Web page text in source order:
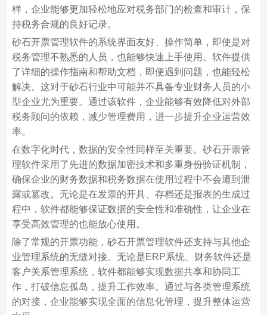
样，企业能够更加轻松地应对税务部门的检查和审计，保
持税务合规的良好记录。
砂石开票管理软件的系统界面友好、操作简单，即使是对
税务管理不熟悉的人员，也能够快速上手使用。软件提供
了详细的操作指南和帮助文档，即便遇到问题，也能轻松
解决。这对于砂石行业中可能并不具备专业财务人员的小
型企业尤为重要。通过该软件，企业能够有效降低对外部
税务顾问的依赖，减少管理费用，进一步提升企业运营效
率。
在数字化时代，数据的安全性同样至关重要。砂石开票管
理软件采用了先进的数据加密技术和多重身份验证机制，
确保企业的财务数据和税务数据在使用过程中不会遭到泄
露或篡改。无论是在发票的开具、存档还是报表的生成过
程中，软件都能够保证数据的安全性和准确性，让企业在
享受高效管理的也能放心使用。
除了常规的开票功能，砂石开票管理软件还支持与其他企
业管理系统的无缝对接。无论是ERP系统、财务软件还是
客户关系管理系统，软件都能够实现数据共享和协同工
作，打破信息孤岛，提升工作效率。通过与各类管理系统
的对接，企业能够实现全面的信息化管理，提升整体运营